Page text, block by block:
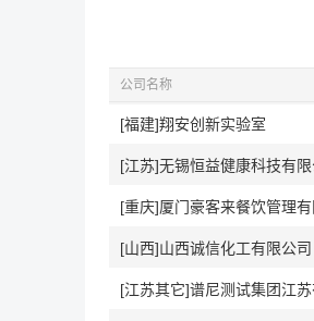
公司名称
[福建]翔安创新实验室
[江苏]无锡恒益健康科技有限
[重庆]厦门豪客来餐饮管理有
[山西]山西诚信化工有限公司
[江苏其它]谱尼测试集团江